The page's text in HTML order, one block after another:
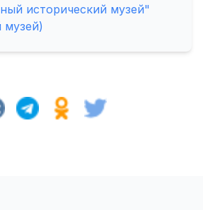
исторический музей"
музей)